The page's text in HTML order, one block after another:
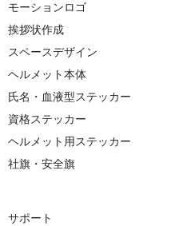
モーションロゴ
挨拶状作成
スペースデザイン
ヘルメット本体
氏名・血液型ステッカー
資格ステッカー
ヘルメット用ステッカー
社旗・安全旗
サポート